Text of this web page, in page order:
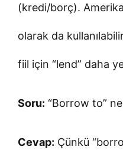
(kredi/borç).
olarak da
fiil için “lend” daha
Soru: “Borrow to”
Cevap: Çünkü